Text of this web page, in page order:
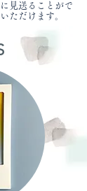
見送ることがで
ただけます。